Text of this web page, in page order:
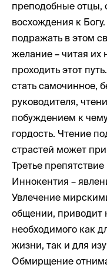
преподобные отцы,
восхождения к
подражать в этом
желание – читая их
проходить этот
стать самочинное,
руководителя,
побуждением к
гордость. Чтение
страстей может
Третье
Иннокентия –
Увлечение
общении, приводит
необходимого как
жизни, так и для
Обмирщение